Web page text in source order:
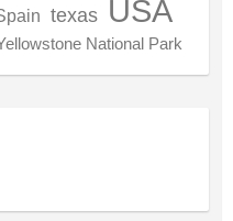
texas USA
National Park